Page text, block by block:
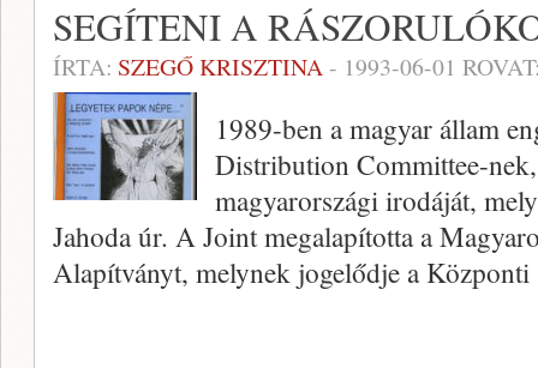
SEGÍTENI A
ÍRTA: SZEGŐ KRISZTINA- 1993-06-01
1989-ben a magyar állam
Distribution Committee-
magyarországi irodáját,
Jahoda úr. A Joint megalapította a
Alapítványt, melynek jogelődje a